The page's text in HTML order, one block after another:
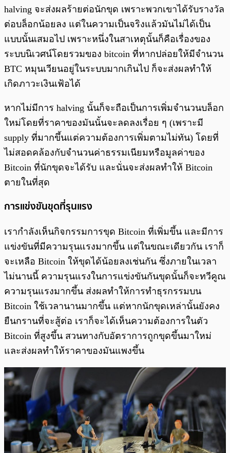
halving จะส่งผลร้ายต่อนักขุด เพราะพวกเขาได้รับรางวัล
ต่อบล็อกน้อยลง แต่ในความเป็นจริงแล้วมันไม่ได้เป็น
แบบนั้นเสมอไป เพราะหนึ่งในสาเหตุนั้นก็คือเรื่องของ
ระบบนิเวศน์โดยรวมของ bitcoin ที่หากปล่อยให้มีจำนวน
BTC หมุนเวียนอยู่ในระบบมากเกินไป ก็จะส่งผลทำให้
เกิดภาวะเงินเฟ้อได้
หากไม่มีการ halving นั้นก็จะถือเป็นการเพิ่มจำนวนบล็อก
ใหม่โดยที่ราคาของมันนั้นจะลดลงเรื่อย ๆ (เพราะมี
supply ที่มากขึ้นแต่ความต้องการเพิ่มตามไม่ทัน) โดยที่
ไม่สอดคล้องกับจำนวนค่าธรรมเนียมหรือมูลค่าของ
Bitcoin ที่นักขุดจะได้รับ และนั่นจะส่งผลทำให้ Bitcoin
ตายในที่สุด
การแข่งขันขุดที่รุนแรง
เรากำลังเห็นกิจกรรมการขุด Bitcoin ที่เพิ่มขึ้น และมีการ
แข่งขันที่มีความรุนแรงมากขึ้น แต่ในขณะเดียวกัน เราก็
จะเหลือ Bitcoin ให้ขุดได้น้อยลงเช่นกัน ซึ่งภายในเวลา
ไม่นานนี้ ความรุนแรงในการแข่งขันกันขุดนั้นก็จะทวีคูณ
ความรุนแรงมากขึ้น ส่งผลทำให้การทำธุรกรรมบน
Bitcoin ใช้เวลานานมากขึ้น แต่หากนักขุดเหล่านั้นยังคง
ยืนกรานที่จะสู้ต่อ เราก็จะได้เห็นความต้องการในตัว
Bitcoin ที่สูงขึ้น สวนทางกับอัตราการถูกขุดขึ้นมาใหม่
และส่งผลทำให้ราคาของมันแพงขึ้น